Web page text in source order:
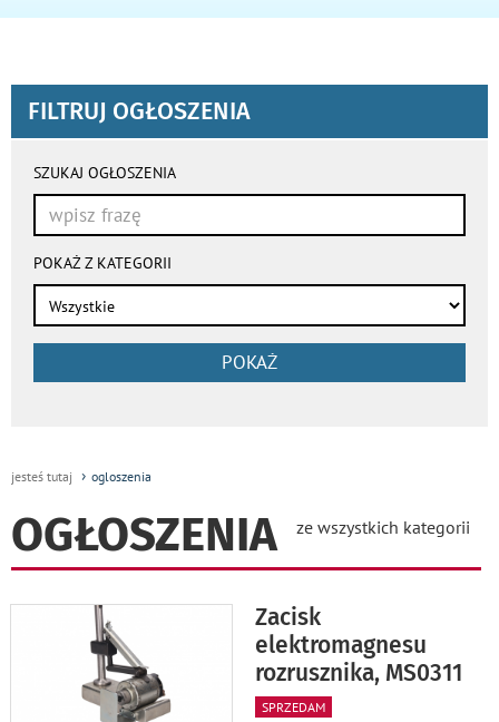
FILTRUJ OGŁOSZENIA
wyszukiwania
automatycznie
SZUKAJ OGŁOSZENIA
POKAŻ Z KATEGORII
POKAŻ
jesteś tutaj ogloszenia
OGŁOSZENIA ze wszystkich kategorii
Zacisk
elektromagnesu
rozrusznika, MS0311
SPRZEDAM